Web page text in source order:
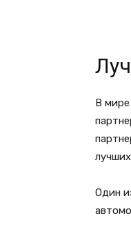
В
Один